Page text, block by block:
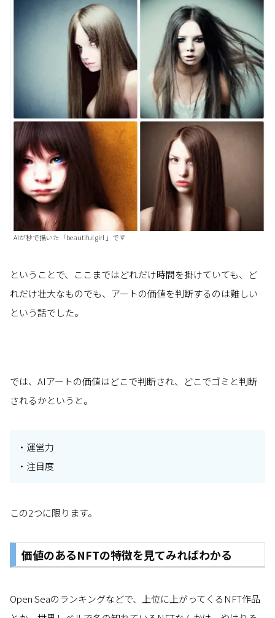
AIが秒で描いた「beautiful girl 」です
ということで、ここまではどれだけ時間を掛けていても、ど
れだけ壮大なものでも、アートの価値を判断するのは難しい
という話でした。
では、AIアートの価値はどこで判断され、どこでゴミと判断
されるかというと。
・運営力
・注目度
この2つに限ります。
価値のあるNFTの特徴を見てみればわかる
Open Seaのランキングなどで、上位に上がってくるNFT作品